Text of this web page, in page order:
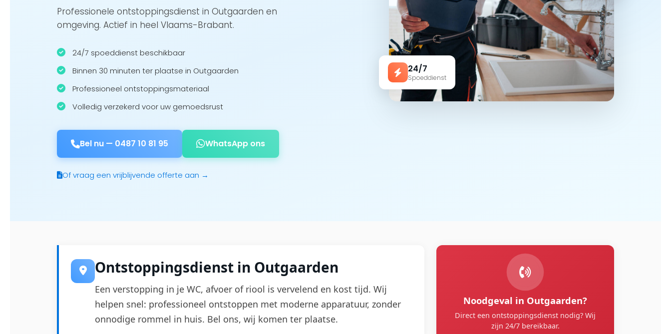
Professionele ontstoppingsdienst in Outgaarden en
omgeving. Actief in heel Vlaams-Brabant.
24/7 spoeddienst beschikbaar
Binnen 30 minuten ter plaatse in Outgaarden
Professioneel ontstoppingsmateriaal
Volledig verzekerd voor uw gemoedsrust
Bel nu — 0487 10 81 95 WhatsApp ons
Of vraag een vrijblijvende offerte aan →
24/7
Spoeddienst
Ontstoppingsdienst in Outgaarden
Een verstopping in je WC, afvoer of riool is vervelend en kost tijd. Wij
helpen snel: professioneel ontstoppen met moderne apparatuur, zonder
onnodige rommel in huis. Bel ons, wij komen ter plaatse.
Noodgeval in Outgaarden?
Direct een ontstoppingsdienst nodig? Wij
zijn 24/7 bereikbaar.